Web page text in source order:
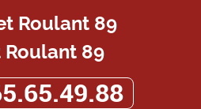
Roulant 89